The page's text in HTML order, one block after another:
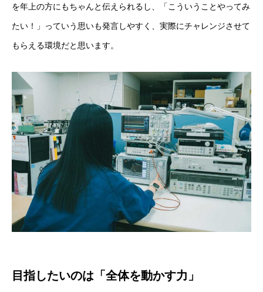
を年上の方にもちゃんと伝えられるし、「こういうことやってみ
たい！」っていう思いも発言しやすく、実際にチャレンジさせて
もらえる環境だと思います。
目指したいのは「全体を動かす力」